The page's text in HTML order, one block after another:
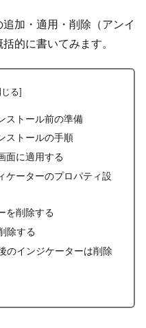
加・適用・削除（アンイ
的に書いてみます。
ストール前の準備
ストールの手順
面に適用する
ケーターのプロパティ設
を削除する
除する
のインジケーターは削除